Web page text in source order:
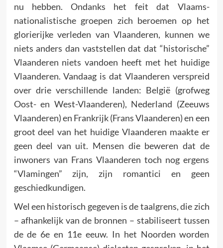
nu hebben. Ondanks het feit dat Vlaams-
nationalistische groepen zich beroemen op het
glorierijke verleden van Vlaanderen, kunnen we
niets anders dan vaststellen dat dat “historische”
Vlaanderen niets vandoen heeft met het huidige
Vlaanderen. Vandaag is dat Vlaanderen verspreid
over drie verschillende landen: België (grofweg
Oost- en West-Vlaanderen), Nederland (Zeeuws
Vlaanderen) en Frankrijk (Frans Vlaanderen) en een
groot deel van het huidige Vlaanderen maakte er
geen deel van uit. Mensen die beweren dat de
inwoners van Frans Vlaanderen toch nog ergens
“Vlamingen” zijn, zijn romantici en geen
geschiedkundigen.
Wel een historisch gegeven is de taalgrens, die zich
– afhankelijk van de bronnen – stabiliseert tussen
de de 6e en 11e eeuw. In het Noorden worden